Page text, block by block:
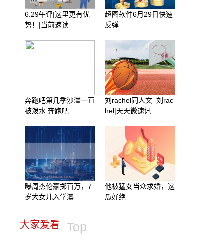
6.29午评|这里更有优
势！|当前速读
超图软件6月29日快速
反弹
奔跑吧第几季沙溢一直
被泼水 奔跑吧
刘rachel同人文_刘rac
hel|天天微速讯
曝周杰伦豪掷百万，7
岁大女儿入学澳
他被猛女当众求婚，这
瓜好绝
大家爱看 Top